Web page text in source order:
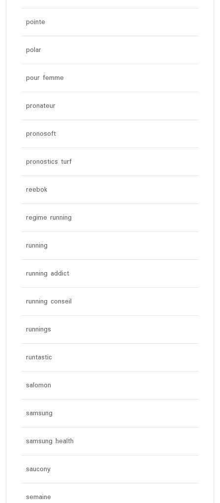
pointe
polar
pour femme
pronateur
pronosoft
pronostics turf
reebok
regime running
running
running addict
running conseil
runnings
runtastic
salomon
samsung
samsung health
saucony
semaine